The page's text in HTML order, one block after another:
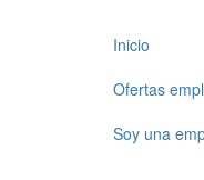
Inicio
Ofertas
Soy una